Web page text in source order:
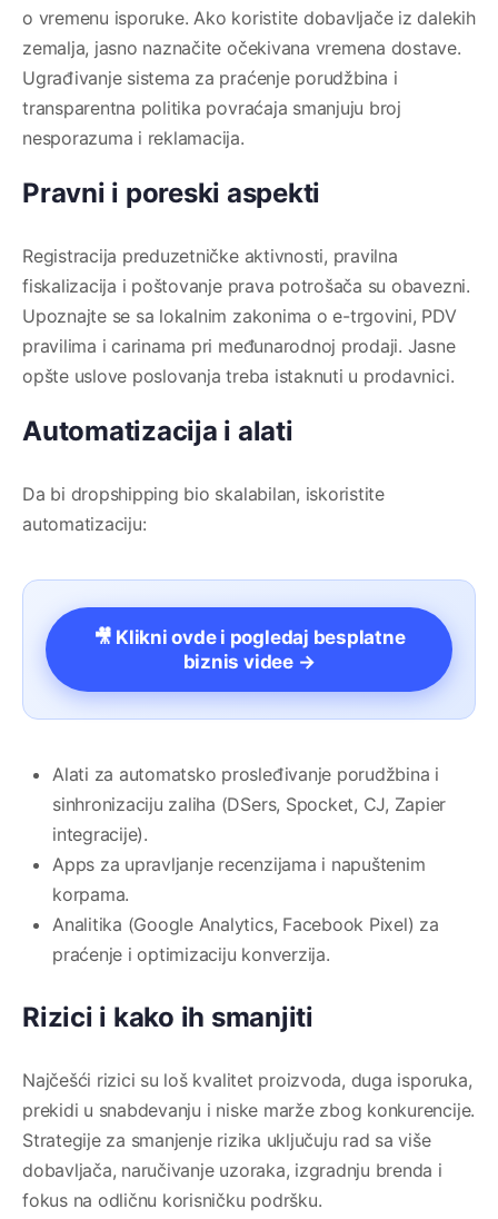
o vremenu isporuke. Ako koristite dobavljače iz dalekih
zemalja, jasno naznačite očekivana vremena dostave.
Ugrađivanje sistema za praćenje porudžbina i
transparentna politika povraćaja smanjuju broj
nesporazuma i reklamacija.
Pravni i poreski aspekti
Registracija preduzetničke aktivnosti, pravilna
fiskalizacija i poštovanje prava potrošača su obavezni.
Upoznajte se sa lokalnim zakonima o e-trgovini, PDV
pravilima i carinama pri međunarodnoj prodaji. Jasne
opšte uslove poslovanja treba istaknuti u prodavnici.
Automatizacija i alati
Da bi dropshipping bio skalabilan, iskoristite
automatizaciju:
🎥 Klikni ovde i pogledaj besplatne
biznis videe →
Alati za automatsko prosleđivanje porudžbina i
sinhronizaciju zaliha (DSers, Spocket, CJ, Zapier
integracije).
Apps za upravljanje recenzijama i napuštenim
korpama.
Analitika (Google Analytics, Facebook Pixel) za
praćenje i optimizaciju konverzija.
Rizici i kako ih smanjiti
Najčešći rizici su loš kvalitet proizvoda, duga isporuka,
prekidi u snabdevanju i niske marže zbog konkurencije.
Strategije za smanjenje rizika uključuju rad sa više
dobavljača, naručivanje uzoraka, izgradnju brenda i
fokus na odličnu korisničku podršku.